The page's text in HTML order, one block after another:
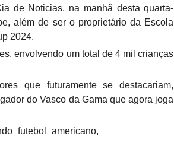
de Noticias, na manhã desta quarta-
além de ser o proprietário da Escola
2024.
envolvendo um total de 4 mil crianças
que futuramente se destacariam,
do Vasco da Gama que agora joga